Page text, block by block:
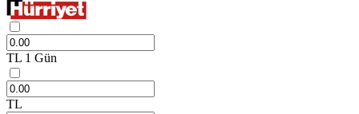
TL 1 Gün
TL